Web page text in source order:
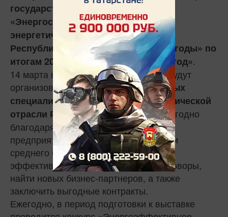
государственной программы
«Энергосбережение и повышение
энергетической эффективности в
Республике Татарстан на 2014-2020 годы» по
итогам 2017 года и задачах на 2018 год».
14 марта в ВЦ «Казанская ярмарка» будут
организованыбизнес-встречи главных
специалистов предприятий энергетической
отрасли Республики Татарстан. Ежегодно
благодаря таким встречам более 90
предприятиям, специалистам малого и
среднего бизнеса республики удается
эффективно провести деловые переговоры,
найти новых бизнес-партнеров, а также
заключить выгодные контракты.
Ежегодно, в период подготовки к выставке